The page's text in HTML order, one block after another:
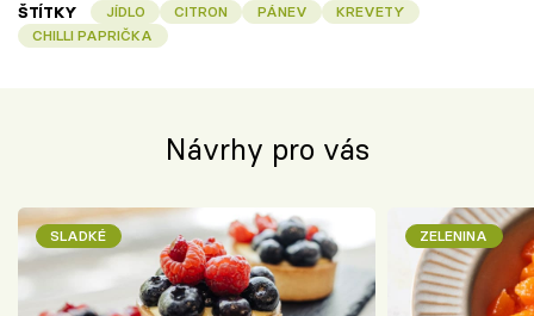
ŠTÍTKY JÍDLO CITRON PÁNEV
KREVETY
CHILLI PAPRIČKA
Návrhy pro vás
SLADKÉ ZELENINA